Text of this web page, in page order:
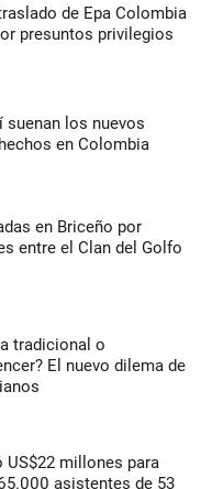
de Epa Colombia
presuntos privilegios
suenan los nuevos
en Colombia
en Briceño por
entre el Clan del Golfo
tradicional o
El nuevo dilema de
millones para
asistentes de 53